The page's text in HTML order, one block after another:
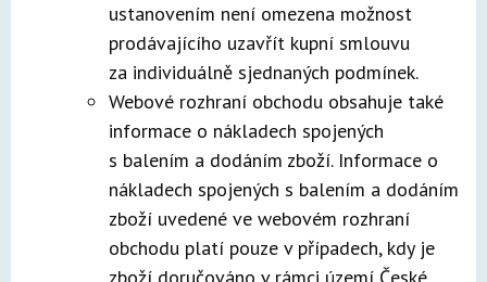
ustanovením není omezena možnost
prodávajícího uzavřít kupní smlouvu
za individuálně sjednaných podmínek.
Webové rozhraní obchodu obsahuje také
informace o nákladech spojených
s balením a dodáním zboží. Informace o
nákladech spojených s balením a dodáním
zboží uvedené ve webovém rozhraní
obchodu platí pouze v případech, kdy je